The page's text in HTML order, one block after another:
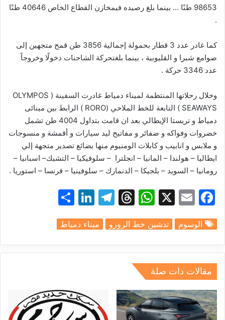
98653 طنًا … بينما بلغ رصيده فيمخازن القطاع الخاص
طنًا
.
كما غادر عدد قطار بحمولة إجمالية طن قمح متجهين إلى
صوامع شبرا و القليوبية ، بينما بلغتحركة الشاحنات دخولًا وخروجاً
عدد
حركة .
وخلال رحلاتها المنتظمة لميناء دمياط غادرت السفينة (
OLYMPOS
SEAWAYS
) التابعة للخط الملاحي (
RORO
) الرابط بين مينائى
دمياط و تريستا الإيطالي بعد ان قامت بتداول طن تشمل
خضروات وفواكه و ضفائر و مفاتيح ليد سيارات و أقمشة و منسوجات
و ملابس و انابيب و كابلات الومنيوم منها بضائع تصدير متجهة إلي
ايطاليا – هولندا – المانيا – انجلترا – سلوفيكيا – التشيك– اسبانيا –
رومانيا – السويد – بلجيكا – الدنمارك – سلوفينيا – فرنسا – استوريا .
F
c
e
b
o
o
k
E
ai
l
X
W
at
s
A
p
p
T
e
a
T
e
gr
Li
k
e
ar
e
الوسوم تدشين خط الرورو ميناء دمياط
مقالات ذات صلة